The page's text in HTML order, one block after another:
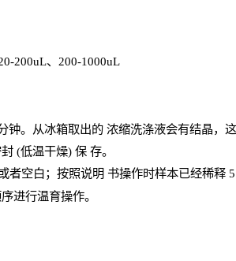
200uL、 200-1000uL
钟。从冰箱取出的 浓缩洗涤液会有结晶，
(低温干燥) 保 存。
者空白；按照说明 书操作时样本已经稀释5
进行温育操作。